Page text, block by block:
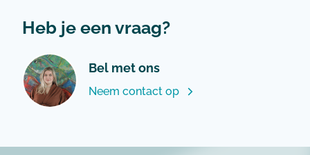
Heb je een vraag?
Bel met ons
Neem contact op